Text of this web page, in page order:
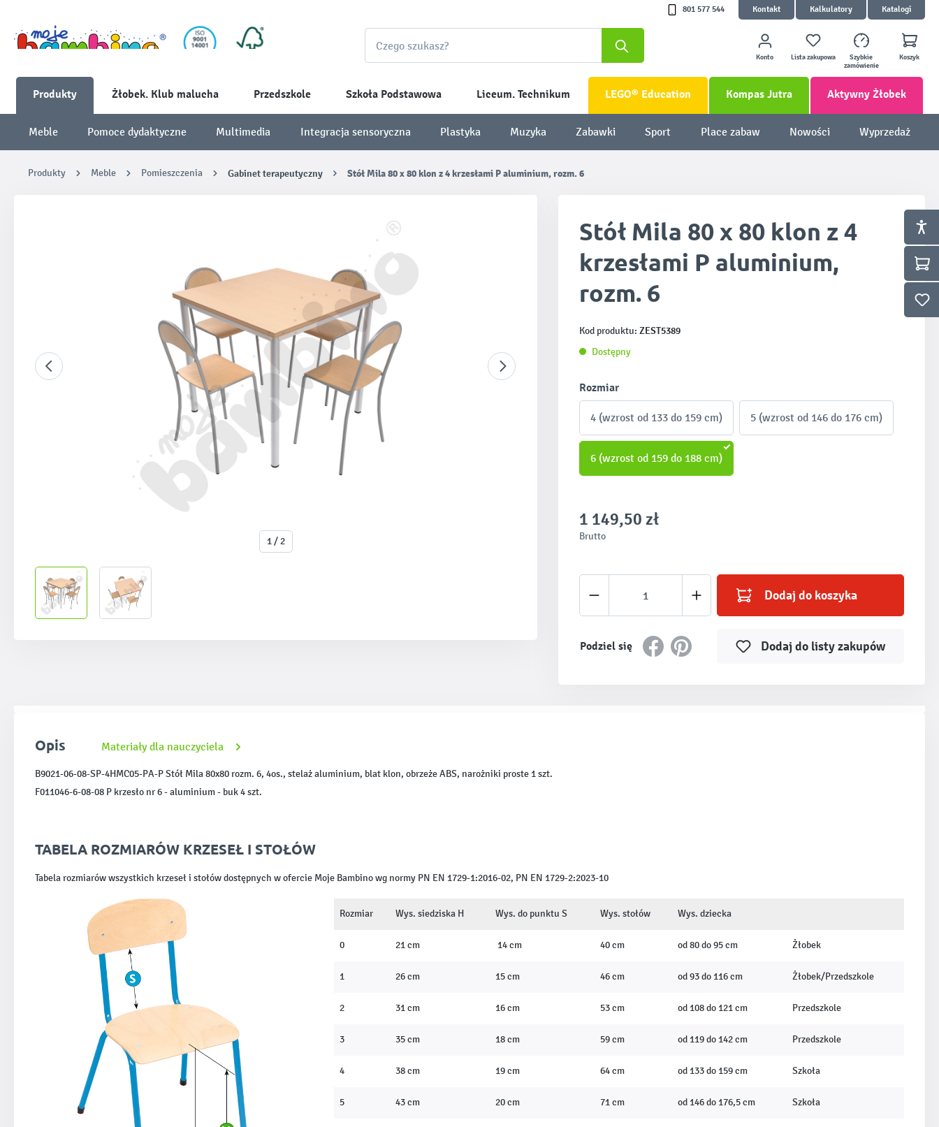
801 577 544 Kontakt Kalkulatory Katalogi
Konto Lista zakupowa
Szybkie
zamówienie
Koszyk
Produkty Żłobek. Klub malucha Przedszkole Szkoła Podstawowa Liceum. Technikum LEGO® Education Kompas Jutra Aktywny Żłobek
Meble Pomoce dydaktyczne Multimedia Integracja sensoryczna Plastyka Muzyka Zabawki Sport Place zabaw Nowości Wyprzedaż
Produkty Meble Pomieszczenia Gabinet terapeutyczny Stół Mila 80 x 80 klon z 4 krzesłami P aluminium, rozm. 6
1 / 2
Stół Mila 80 x 80 klon z 4
krzesłami P aluminium,
rozm. 6
Kod produktu: ZEST5389
Dostępny
Wybierz
Rozmiar
4 (wzrost od 133 do 159 cm) 5 (wzrost od 146 do 176 cm)
6 (wzrost od 159 do 188 cm)
1 149,50 zł
Brutto
Ilość produktu: Wprowadź żądaną ilość lub użyj
Dodaj do koszyka
Podziel się Dodaj do listy zakupów
Opis Materiały dla nauczyciela
B9021-06-08-SP-4HMC05-PA-P Stół Mila 80x80 rozm. 6, 4os., stelaż aluminium, blat klon, obrzeże ABS, narożniki proste 1 szt.
F011046-6-08-08 P krzesło nr 6 - aluminium - buk 4 szt.
TABELA ROZMIARÓW KRZESEŁ I STOŁÓW
Tabela rozmiarów wszystkich krzeseł i stołów dostępnych w ofercie Moje Bambino wg normy PN EN 1729-1:2016-02, PN EN 1729-2:2023-10
Rozmiar Wys. siedziska H Wys. do punktu S Wys. stołów Wys. dziecka
0 21 cm 14 cm 40 cm od 80 do 95 cm Żłobek
1 26 cm 15 cm 46 cm od 93 do 116 cm Żłobek/Przedszkole
2 31 cm 16 cm 53 cm od 108 do 121 cm Przedszkole
3 35 cm 18 cm 59 cm od 119 do 142 cm Przedszkole
4 38 cm 19 cm 64 cm od 133 do 159 cm Szkoła
5 43 cm 20 cm 71 cm od 146 do 176,5 cm Szkoła